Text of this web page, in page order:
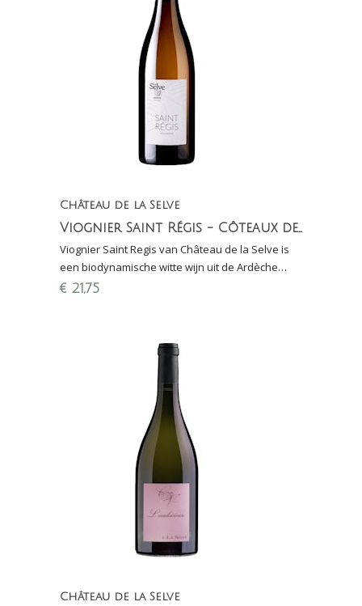
Château de la Selve
Viognier Saint Régis - Côteaux de l'Ardèche
Viognier Saint Regis van Château de la Selve is
een biodynamische witte wijn uit de Ardèche
deels gerijpt in eiken en amfora; zalvend en
€ 21,75
Château de la Selve